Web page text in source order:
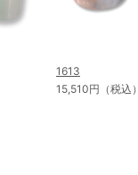
1613
15,510円（税込）